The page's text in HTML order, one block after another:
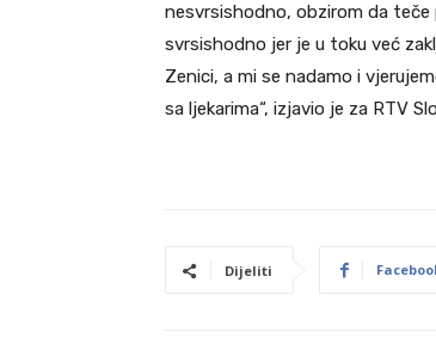
nesvrsishodno, obzirom da
svrsishodno jer je u toku već
Zenici, a mi se nadamo i
sa ljekarima“, izjavio je za RTV
Dijeliti